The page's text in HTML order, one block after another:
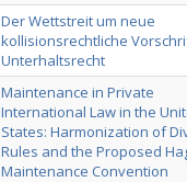
Der Wettstreit um neue
kollisionsrechtliche
Unterhaltsrecht
Maintenance in Private
International Law in the
States: Harmonization of
Rules and the Proposed
Maintenance Convention